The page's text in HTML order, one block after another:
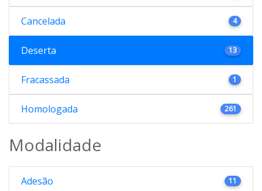
Cancelada 4
Deserta 13
Fracassada 1
Homologada 261
Modalidade
Adesão 11